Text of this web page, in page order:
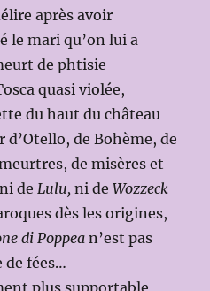
après avoir
le mari qu’on lui a
de phtisie
quasi violée,
du haut du château
d’Otello, de Bohème, de
de misères et
de Lulu, ni deWozzeck
dès les origines,
di Poppea n’est pas
de fées…
plus supportable